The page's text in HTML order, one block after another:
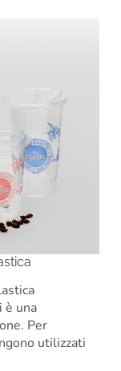
è una
Per
utilizzati